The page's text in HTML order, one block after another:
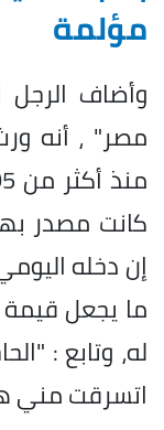
مؤلمة
وأضاف
مصر" ، أنه
كانت مصدر
ما يجعل قيمة
له، وتابع :
اتسرقت مني